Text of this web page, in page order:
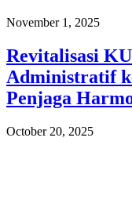
November 1, 2025
Revitalisasi
Administratif
Penjaga
October 20, 2025